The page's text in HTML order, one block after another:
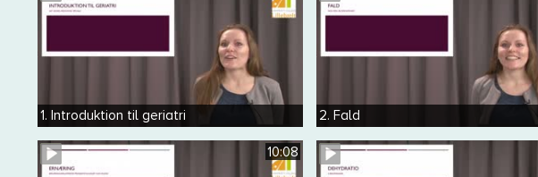
1. Introduktion til geriatri 2. Fald
10:08